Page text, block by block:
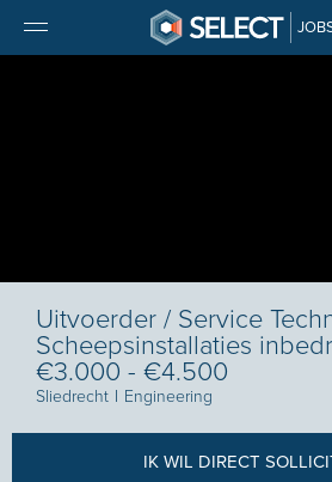
Uitvoerder / Service
Scheepsinstallaties
€3.000 - €4.500
Sliedrecht I Engineering
IK WIL DIRECT